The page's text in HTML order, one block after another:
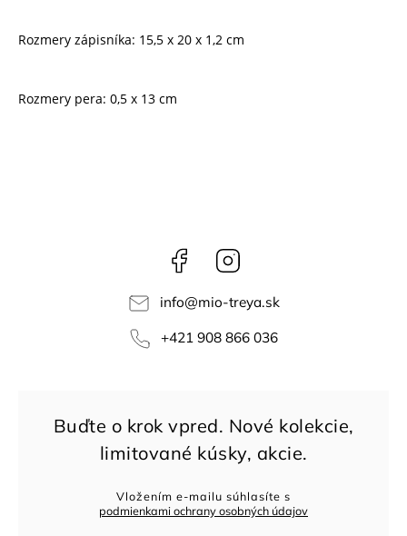
Rozmery zápisníka: 15,5 x 20 x 1,2 cm
Rozmery pera: 0,5 x 13 cm
Facebook
info@mio-treya.sk
+421 908 866 036
Vložením e-mailu súhlasíte s
podmienkami ochrany osobných údajov